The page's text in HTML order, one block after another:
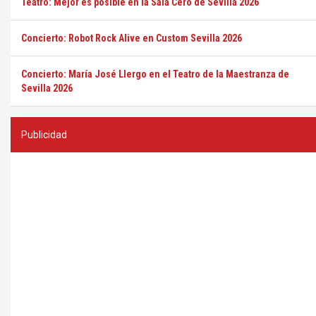
Concierto: Robot Rock Alive en Custom Sevilla 2026
Concierto: María José Llergo en el Teatro de la Maestranza de
Sevilla 2026
Publicidad